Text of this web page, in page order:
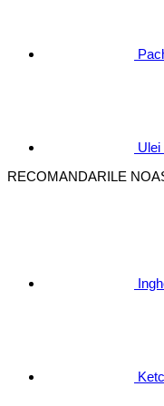
Ulei
RECOMANDARILE